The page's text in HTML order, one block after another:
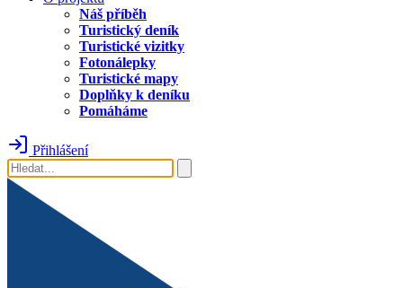
Náš příběh
Turistický deník
Turistické vizitky
Fotonálepky
Turistické mapy
Doplňky k deníku
Pomáháme
Přihlášení